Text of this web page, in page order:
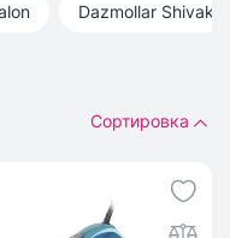
Dazmollar Shivaki
Сортировка